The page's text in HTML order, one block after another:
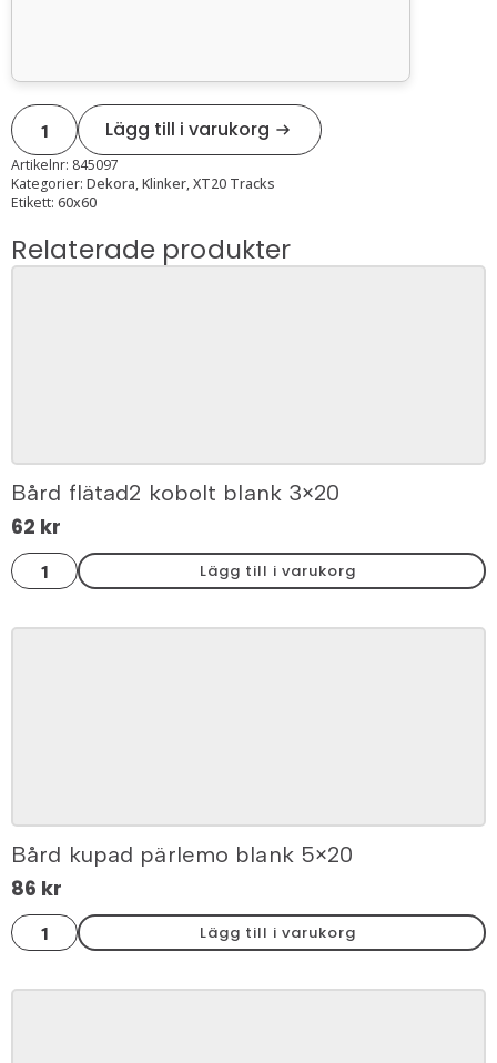
Xt20
tracks
dark
rect.
60x60x2
mängd
Lägg till i varukorg
Artikelnr: 845097
Kategorier: Dekora,Klinker,XT20 Tracks
Etikett: 60x60
Relaterade produkter
Bård flätad2 kobolt blank 3×20
62 kr
Bård
flätad2
kobolt
3x20
Lägg till i varukorg
Bård kupad pärlemo blank 5×20
86 kr
Bård
kupad
pärlemo
5x20
Lägg till i varukorg